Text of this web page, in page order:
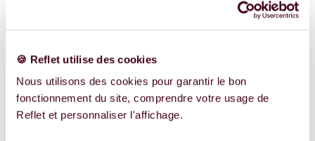
🍪 Reflet utilise des cookies
Nous utilisons des cookies pour garantir le bon
fonctionnement du site, comprendre votre usage de
Reflet et personnaliser l'affichage.
Option alternative :
congeler des embryons
plutôt que des
ovocytes